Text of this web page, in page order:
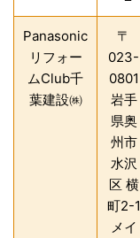
Panasonic
リフォー
ムClub千
葉建設㈱
〒
023-
0801
岩手
県奥
州市
水沢
区 横
町2-1
メイ